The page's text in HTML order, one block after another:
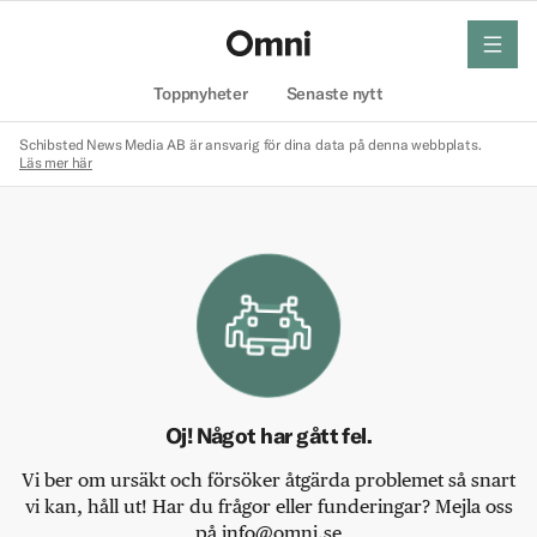
Toppnyheter Senaste nytt
meny
Schibsted News Media AB är ansvarig för dina data på denna webbplats.
Läs mer här
Oj! Något har gått fel.
Vi ber om ursäkt och försöker åtgärda problemet så snart
vi kan, håll ut! Har du frågor eller funderingar? Mejla oss